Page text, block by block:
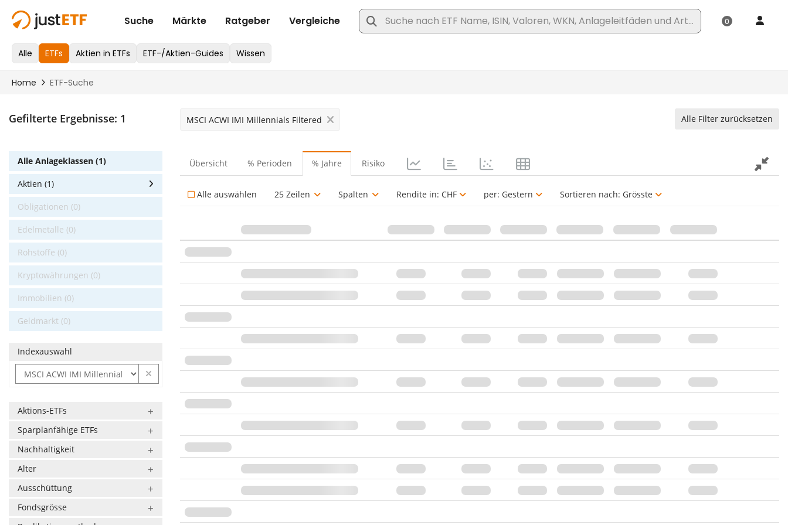
Gefilterte Ergebnisse: 1 MSCI ACWI IMI Millennials Filtered Alle Filter zurücksetzen
Alle Anlageklassen (1)
Aktien (1)
Obligationen (0)
Edelmetalle (0)
Rohstoffe (0)
Kryptowährungen (0)
Immobilien (0)
Geldmarkt (0)
Indexauswahl
Aktions-ETFs
Sparplanfähige ETFs
Nachhaltigkeit
Alter
Ausschüttung
Fondsgrösse
Übersicht % Perioden % Jahre Risiko
Alle auswählen 25 Zeilen Spalten Rendite in: CHF per: Gestern Sortieren nach: Grösste